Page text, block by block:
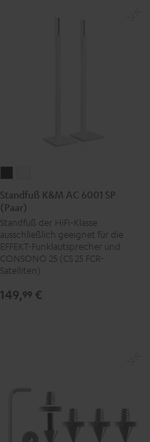
K&M
AC
6001
SP
(Paar)
Schwarz
K&M
6001
SP
(Paar)
Weiß
Standfuß K&M AC 6001 SP
(Paar)
Standfuß der HiFi-Klasse
ausschließlich geeignet für die
EFFEKT-Funklautsprecher und
CONSONO 25 (CS 25 FCR-
Satelliten)
149,99 €